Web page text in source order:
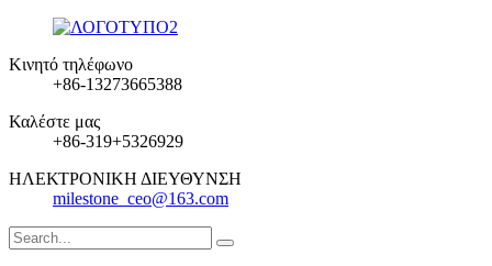
Κινητό τηλέφωνο
+86-13273665388
Καλέστε μας
+86-319+5326929
ΗΛΕΚΤΡΟΝΙΚΗ ΔΙΕΥΘΥΝΣΗ
milestone_ceo@163.com